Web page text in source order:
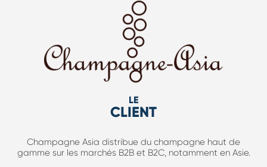
LE
CLIENT
Champagne Asia distribue du champagne haut de
gamme sur les marchés B2B et B2C, notamment en Asie.